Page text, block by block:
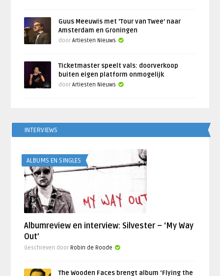
Guus Meeuwis met ‘Tour van Twee’ naar
Amsterdam en Groningen
doorArtiesten Nieuws
Ticketmaster speelt vals: doorverkoop
buiten eigen platform onmogelijk
doorArtiesten Nieuws
INTERVIEWS
ALBUMS EN SINGLES
Albumreview en interview: Silvester – ‘My Way
Out’
Geschreven door Robin de Roode
The Wooden Faces brengt album ‘Flying the